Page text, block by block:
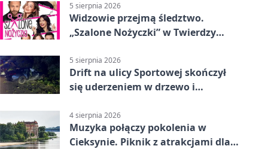
5 sierpnia 2026
Widzowie przejmą śledztwo.
„Szalone Nożyczki” w Twierdzy
5 sierpnia 2026
Drift na ulicy Sportowej skończył
się uderzeniem w drzewo i
4 sierpnia 2026
Muzyka połączy pokolenia w
Cieksynie. Piknik z atrakcjami dla